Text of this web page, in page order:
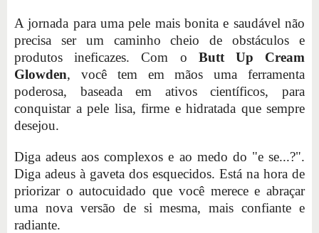
A jornada para uma pele mais bonita e saudável não
precisa ser um caminho cheio de obstáculos e
produtos ineficazes. Com o Butt Up Cream
Glowden, você tem em mãos uma ferramenta
poderosa, baseada em ativos científicos, para
conquistar a pele lisa, firme e hidratada que sempre
desejou.
Diga adeus aos complexos e ao medo do "e se...?".
Diga adeus à gaveta dos esquecidos. Está na hora de
priorizar o autocuidado que você merece e abraçar
uma nova versão de si mesma, mais confiante e
radiante.